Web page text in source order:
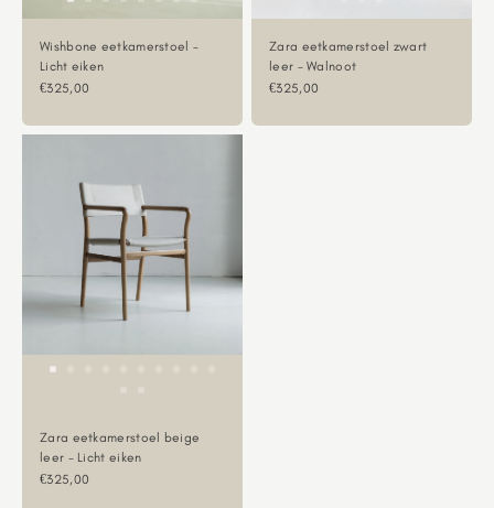
Wishbone eetkamerstoel -
Licht eiken
Aanbiedingsprijs
€325,00
Zara eetkamerstoel zwart
leer - Walnoot
Aanbiedingsprijs
€325,00
Zara eetkamerstoel beige
leer - Licht eiken
Aanbiedingsprijs
€325,00